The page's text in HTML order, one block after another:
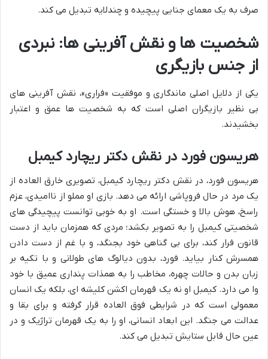
صرف به یک معمای جنایی پیچیده و چندلایه تبدیل می کند.
شخصیت ها و نقش آفرینی ها: نبردی
از جنس بازیگری
یکی از دلایل اصلی ماندگاری و موفقیت «فراری»، نقش آفرینی های
بی نظیر بازیگران اصلی است که به شخصیت ها عمق و اعتبار
بخشیدند.
هریسون فورد در نقش دکتر ریچارد کیمبل
هریسون فورد، در نقش دکتر ریچارد کیمبل، تصویری خارق العاده از
یک مرد در حال فروپاشی ارائه می دهد. بازی او مملو از ناامیدی، عزم
راسخ، هوش بالا و خستگی است. او به خوبی توانست پیچیدگی های
شخصیتی کیمبل را به تصویر بکشد؛ مردی که همزمان باید از دست
قانون فرار کند، برای بی گناهی خود بجنگد، و با غم از دست دادن
همسرش کنار بیاید. فورد، بدون دیالوگ های طولانی و با تکیه بر
زبان بدن و حالات چهره، مخاطب را به همذات پنداری عمیق با خود
وا می دارد. کیمبل او نه یک قهرمان اکشن کلیشه ای، بلکه یک انسان
معمولی است که در شرایطی فوق العاده قرار گرفته و برای بقا و
عدالت می جنگد. این ابعاد انسانی، او را به یک قهرمان تراژیک و در
عین حال قابل ستایش تبدیل می کند.